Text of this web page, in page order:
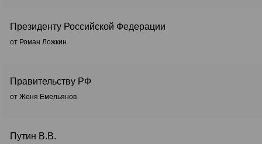
Президенту Российской Федерации
от Роман Ложкин
Правительству РФ
от Женя Емельянов
Путин В.В.